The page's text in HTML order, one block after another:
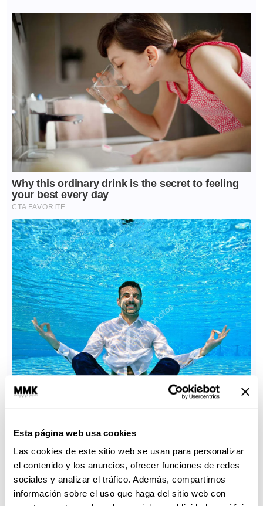
Esta página web usa cookies
Las cookies de este sitio web se usan para personalizar
el contenido y los anuncios, ofrecer funciones de redes
sociales y analizar el tráfico. Además, compartimos
información sobre el uso que haga del sitio web con